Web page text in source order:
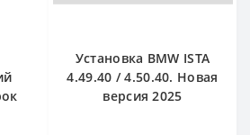
Установка BMW ISTA
4.49.40 / 4.50.40. Новая
версия 2025